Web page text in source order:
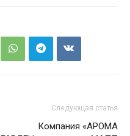
Следующая статья
Компания «АРОМА